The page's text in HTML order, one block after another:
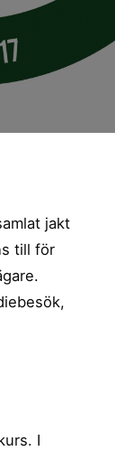
jakt
till för
I